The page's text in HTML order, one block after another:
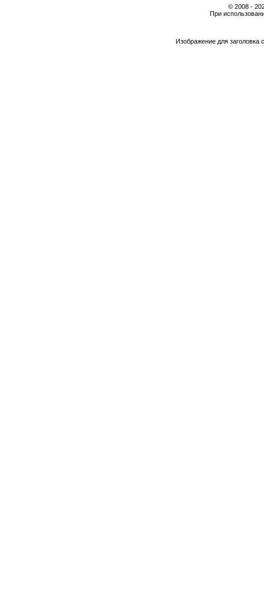
© 2008 -
При
Изображение для